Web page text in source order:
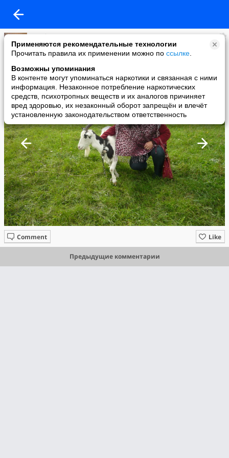
Применяются рекомендательные технологии
Прочитать правила их применении можно по ссылке
Возможны упоминания
В контенте могут упоминаться наркотики и связанная с ними
информация. Незаконное потребление наркотических
средств, психотропных веществ и их аналогов причиняет
вред здоровью, их незаконный оборот запрещён и влечёт
установленную законодательством ответственность
Альбертина Лангер
added a photo
03 Oct в 00:04
Like
Comment
Предыдущие комментарии